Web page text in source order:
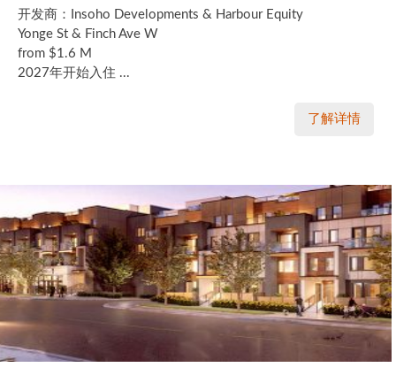
大多伦多医疗机构
加拿大银行贷款机构
走近加拿大
为什么移民加拿大
加拿大的历史文化
加拿大社会保险系统
开发商：Insoho Developments & Harbour Equity
Yonge St & Finch Ave W
from $1.6 M
2027年开始入住 ...
了解详情